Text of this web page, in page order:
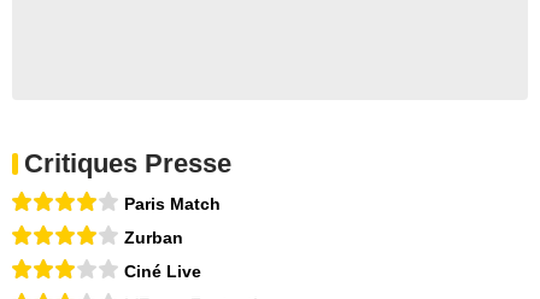
Critiques Presse
Paris Match
Zurban
Ciné Live